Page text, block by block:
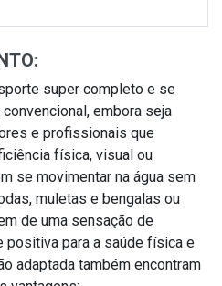
super completo e se
embora seja
e profissionais que
física, visual ou
se movimentar na água sem
muletas e bengalas ou
de uma sensação de
positiva para a saúde física e
adaptada também encontram